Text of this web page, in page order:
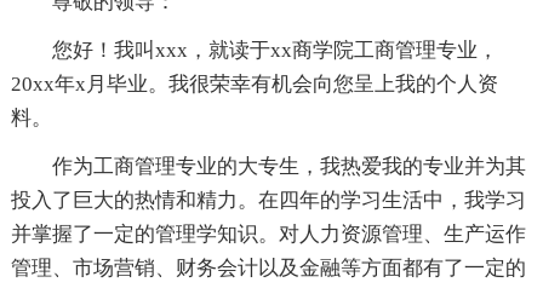
您好！我叫xxx，就读于xx商学院工商管理专业，
20xx年x月毕业。我很荣幸有机会向您呈上我的个人资
料。
作为工商管理专业的大专生，我热爱我的专业并为其
投入了巨大的热情和精力。在四年的学习生活中，我学习
并掌握了一定的管理学知识。对人力资源管理、生产运作
管理、市场营销、财务会计以及金融等方面都有了一定的